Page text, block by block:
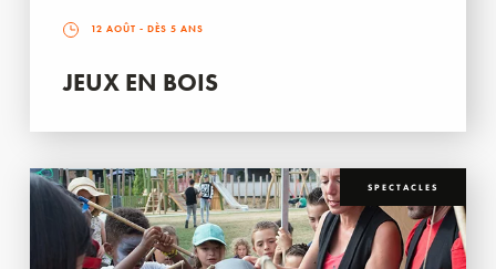
12 AOÛT - DÈS 5 ANS
JEUX EN BOIS
SPECTACLES